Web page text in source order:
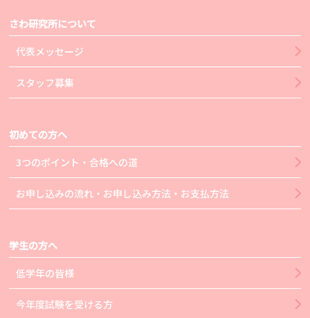
さわ研究所について
代表メッセージ
スタッフ募集
初めての方へ
3つのポイント・合格への道
お申し込みの流れ・お申し込み方法・お支払方法
学生の方へ
低学年の皆様
今年度試験を受ける方